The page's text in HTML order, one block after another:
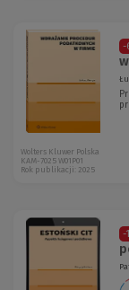
-
Wolters Kluwer Polska
KAM-7025 W01P01
Rok publikacji: 2025
-